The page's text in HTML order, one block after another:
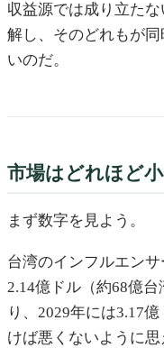
収益源では成り立た
解し、そのどれもが
いのだ。
市場はどれほど
まず数字を見よう。
台湾のインフルエン
2.14億ドル（約68億
り、2029年には3.17
けば悪くないように